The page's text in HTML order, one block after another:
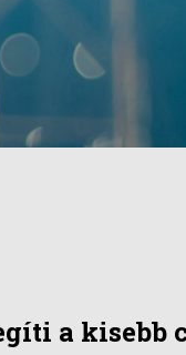
a kisebb